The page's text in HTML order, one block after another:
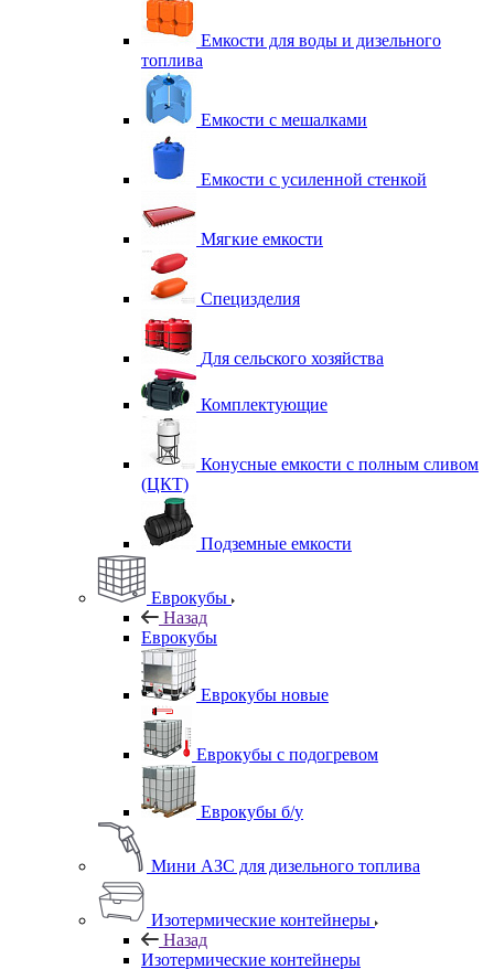
Емкости для воды и дизельного
топлива
Емкости с мешалками
Емкости с усиленной стенкой
Мягкие емкости
Специзделия
Для сельского хозяйства
Комплектующие
Конусные емкости с полным сливом
(ЦКТ)
Подземные емкости
Еврокубы
Назад
Еврокубы
Еврокубы новые
Еврокубы с подогревом
Еврокубы б/у
Мини АЗС для дизельного топлива
Изотермические контейнеры
Назад
Изотермические контейнеры